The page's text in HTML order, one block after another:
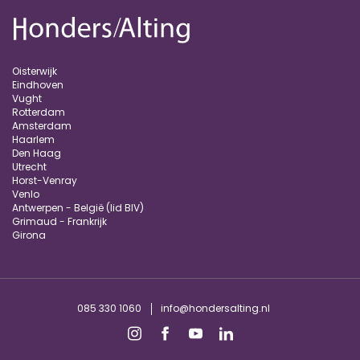
Oisterwijk
Eindhoven
Vught
Rotterdam
Amsterdam
Haarlem
Den Haag
Utrecht
Horst-Venray
Venlo
Antwerpen - België (lid BIV)
Grimaud - Frankrijk
Girona
085 330 1060 info@hondersalting.nl